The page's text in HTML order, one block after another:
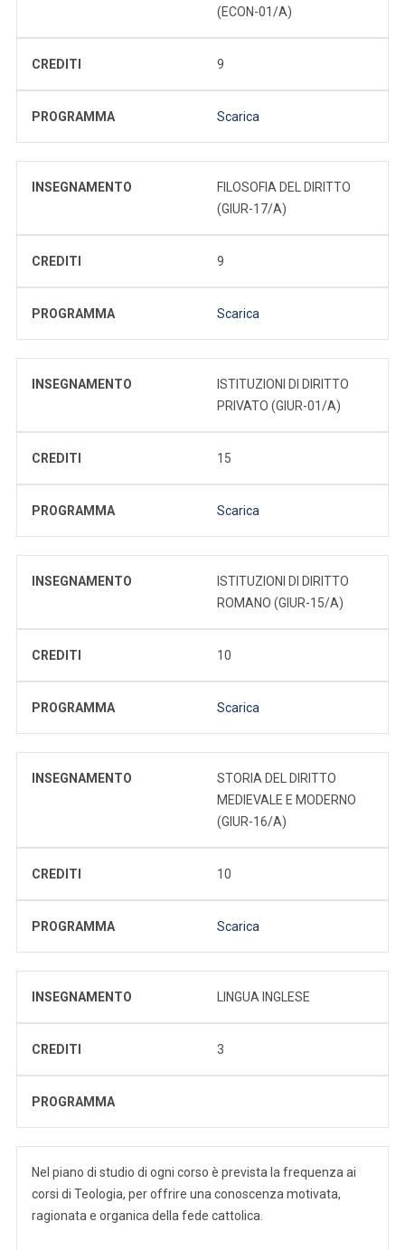
(ECON-01/A)
CREDITI 9
PROGRAMMA Scarica
INSEGNAMENTO
FILOSOFIA DEL DIRITTO
(GIUR-17/A)
CREDITI 9
PROGRAMMA Scarica
INSEGNAMENTO
ISTITUZIONI DI DIRITTO
PRIVATO (GIUR-01/A)
CREDITI 15
PROGRAMMA Scarica
INSEGNAMENTO
ISTITUZIONI DI DIRITTO
ROMANO (GIUR-15/A)
CREDITI 10
PROGRAMMA Scarica
INSEGNAMENTO
STORIA DEL DIRITTO
MEDIEVALE E MODERNO
(GIUR-16/A)
CREDITI 10
PROGRAMMA Scarica
INSEGNAMENTO LINGUA INGLESE
CREDITI 3
PROGRAMMA
Nel piano di studio di ogni corso è prevista la frequenza ai
corsi di Teologia, per offrire una conoscenza motivata,
ragionata e organica della fede cattolica.